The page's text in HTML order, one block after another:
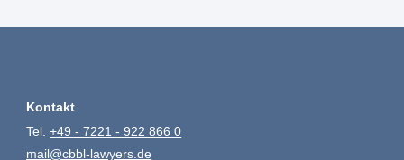
Kontakt
Tel.+49 - 7221 - 922 866 0
mail@cbbl-lawyers.de